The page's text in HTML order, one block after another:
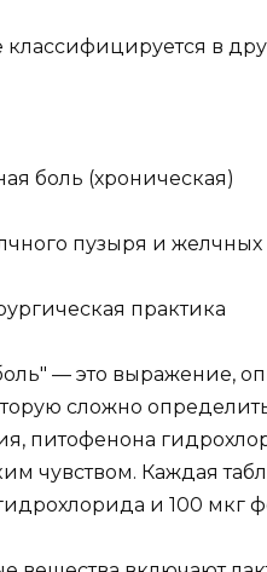
классифицируется в
боль (хроническая)
пузыря и желчных
практика
— это выражение,
сложно
питофенона
чувством. Каждая
и 100 мкг